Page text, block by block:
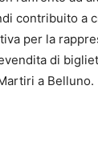
contribuito a
per la
di
a